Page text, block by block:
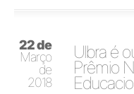
22 de
Março
de
2018
Ulbra é
Prêmio